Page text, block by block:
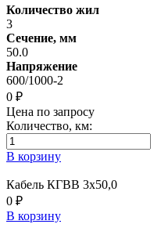
Количество жил
3
Сечение, мм
50.0
Напряжение
600/1000-2
0 ₽
Цена по запросу
Количество, км:
В корзину
Кабель КГВВ 3х50,0
0 ₽
В корзину